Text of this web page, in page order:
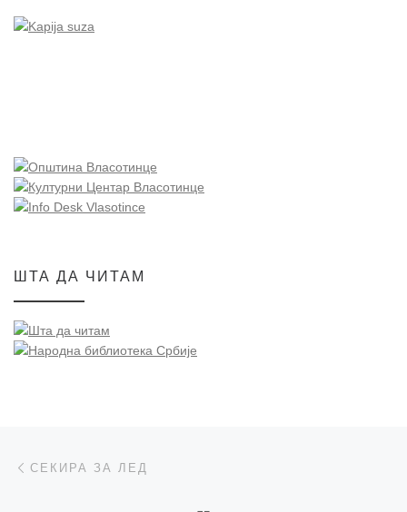
ШТА ДА ЧИТАМ
Post navigation
СЕКИРА ЗА ЛЕД